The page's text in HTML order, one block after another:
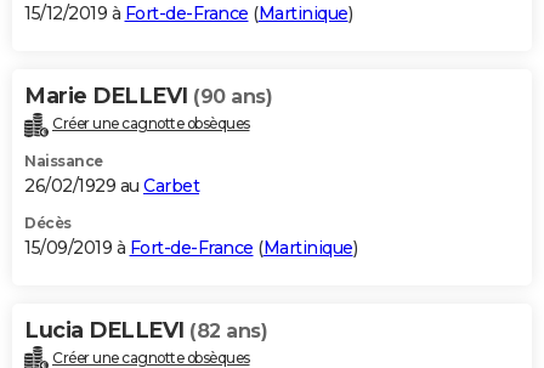
15/12/2019 à Fort-de-France (Martinique)
Marie DELLEVI (90 ans)
Créer une cagnotte obsèques
Naissance
26/02/1929 au Carbet
Décès
15/09/2019 à Fort-de-France (Martinique)
Lucia DELLEVI (82 ans)
Créer une cagnotte obsèques